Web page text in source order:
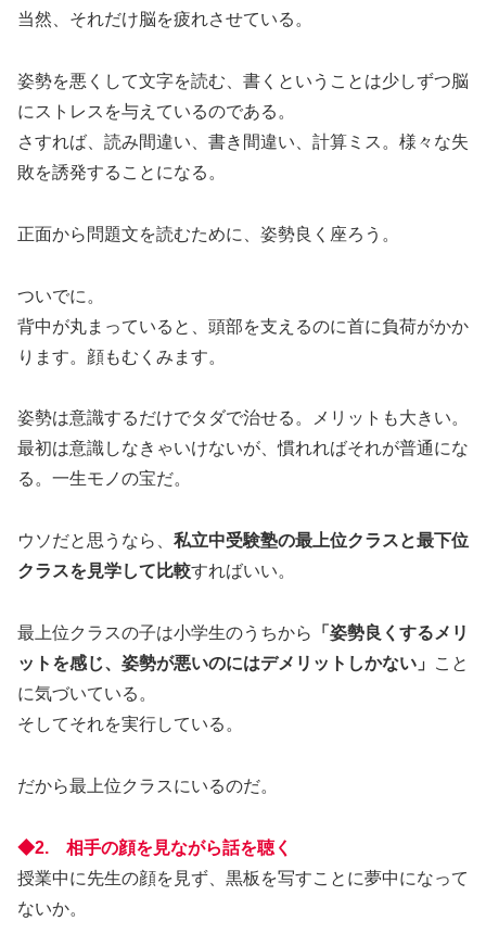
当然、それだけ脳を疲れさせている。
姿勢を悪くして文字を読む、書くということは少しずつ脳
にストレスを与えているのである。
さすれば、読み間違い、書き間違い、計算ミス。様々な失
敗を誘発することになる。
正面から問題文を読むために、姿勢良く座ろう。
ついでに。
背中が丸まっていると、頭部を支えるのに首に負荷がかか
ります。顔もむくみます。
姿勢は意識するだけでタダで治せる。メリットも大きい。
最初は意識しなきゃいけないが、慣れればそれが普通にな
る。一生モノの宝だ。
ウソだと思うなら、 私立中受験塾の最上位クラスと最下位
クラスを見学して比較すればいい。
最上位クラスの子は小学生のうちから
「姿勢良くするメリ
ットを感じ、姿勢が悪いのにはデメリットしかない」
こと
に気づいている。
そしてそれを実行している。
だから最上位クラスにいるのだ。
◆2. 相手の顔を見ながら話を聴く
授業中に先生の顔を見ず、黒板を写すことに夢中になって
ないか。